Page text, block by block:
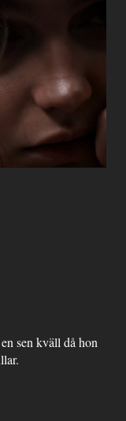
sen kväll då hon